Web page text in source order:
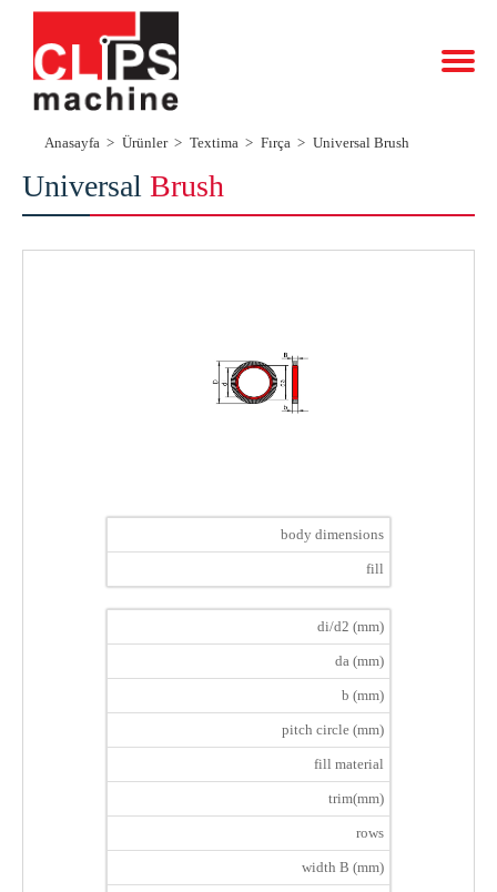
Anasayfa Ürünler Textima Fırça Universal Brush
Universal Brush
body dimensions
fill
di/d2 (mm)
da (mm)
b (mm)
pitch circle (mm)
fill material
trim(mm)
rows
width B (mm)